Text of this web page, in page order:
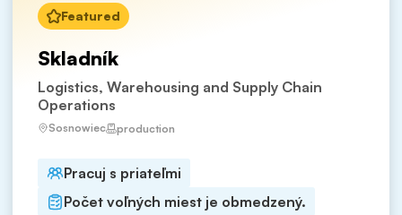
Featured
Skladník
Logistics, Warehousing and Supply Chain
Operations
Sosnowiec production
Pracuj s priateľmi
Počet voľných miest je obmedzený.